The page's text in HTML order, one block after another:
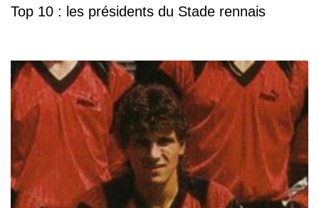
Top 10 : les présidents du Stade rennais